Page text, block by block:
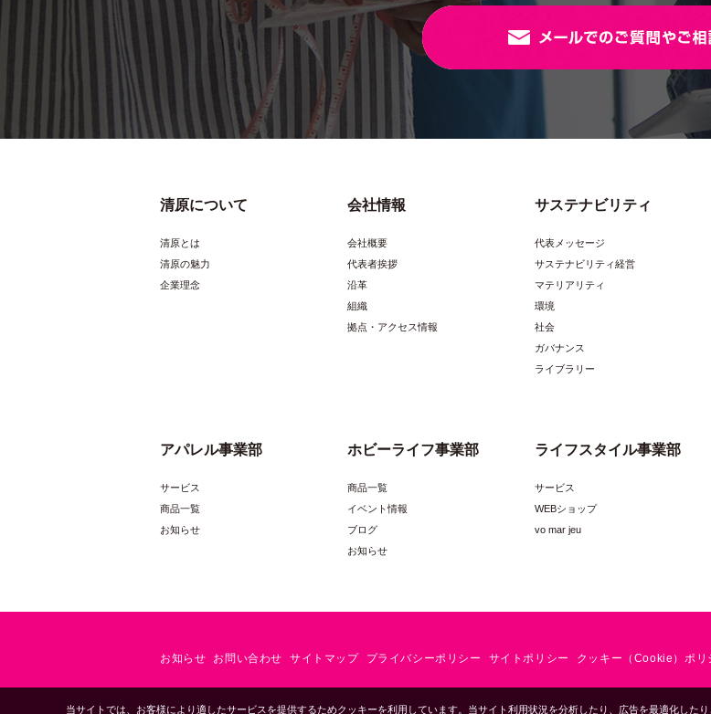
（税抜）
素材/成分
規格内容量
商品名
ポコポコ２重ガーゼシアバター セージ
（税抜）
素材/成分
10ｍ（半折巻き）
商品名
ポコポコ２重ガーゼシアバター インデ
ィゴブルー
参考小売価格
（税抜）
素材/成分
清原について
清原とは
清原の魅力
企業理念
会社情報
会社概要
代表者挨拶
沿革
組織
拠点・アクセス情報
サステナビリティ
代表メッセージ
サステナビリティ経営
マテリアリティ
環境
社会
ガバナンス
ライブラリー
アパレル事業部
サービス
商品一覧
お知らせ
ホビーライフ事業部
商品一覧
イベント情報
ブログ
お知らせ
ライフスタイル事業部
サービス
WEBショップ
vo mar jeu
お知らせ お問い合わせ サイトマップ プライバシーポリシー サイトポリシー クッキー（Cookie）ポリ